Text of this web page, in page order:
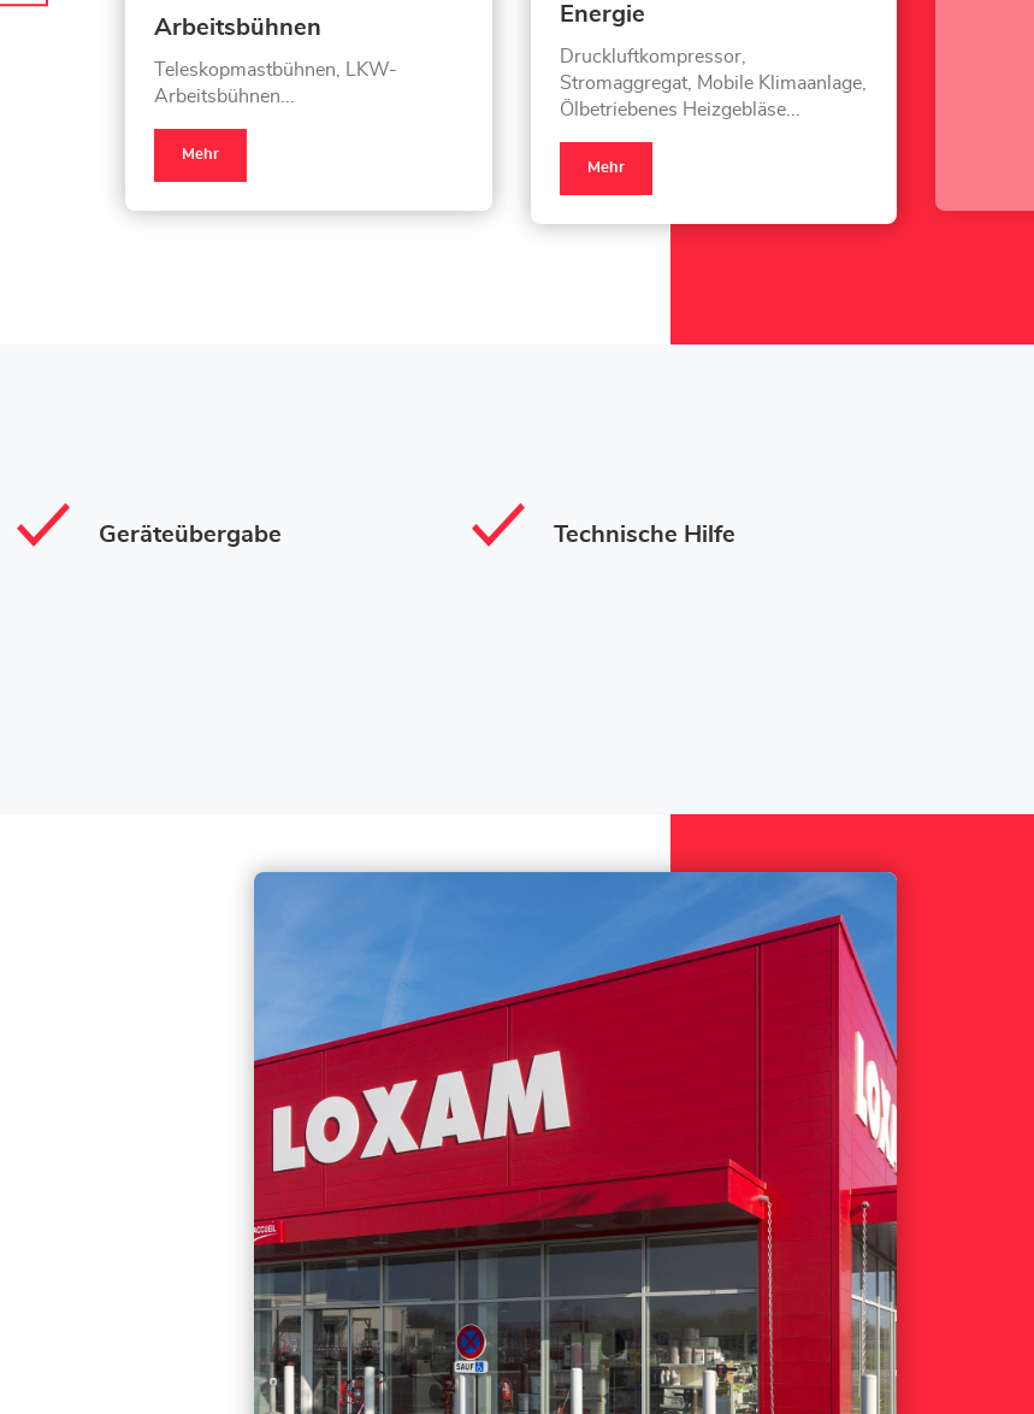
Arbeitsbühnen
Teleskopmastbühnen, LKW-
Arbeitsbühnen...
Mehr
Energie
Druckluftkompressor,
Stromaggregat, Mobile Klimaanlage,
Ölbetriebenes Heizgebläse...
Mehr
Geräteübergabe Technische Hilfe